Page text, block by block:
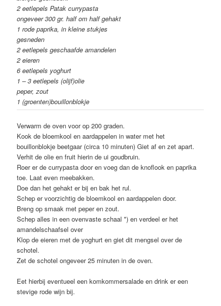
2 eetlepels Patak currypasta
ongeveer 300 gr. half om half gehakt
1 rode paprika, in kleine stukjes
gesneden
2 eetlepels geschaafde amandelen
2 eieren
6 eetlepels yoghurt
1 – 3 eetlepels (olijf)olie
peper, zout
1 (groenten)bouillonblokje
Verwarm de oven voor op 200 graden.
Kook de bloemkool en aardappelen in water met het
bouillonblokje beetgaar (circa 10 minuten) Giet af en zet apart.
Verhit de olie en fruit hierin de ui goudbruin.
Roer er de currypasta door en voeg dan de knoflook en paprika
toe. Laat even meebakken.
Doe dan het gehakt er bij en bak het rul.
Schep er voorzichtig de bloemkool en aardappelen door.
Breng op smaak met peper en zout.
Schep alles in een ovenvaste schaal *) en verdeel er het
amandelschaafsel over
Klop de eieren met de yoghurt en giet dit mengsel over de
schotel.
Zet de schotel ongeveer 25 minuten in de oven.
Eet hierbij eventueel een komkommersalade en drink er een
stevige rode wijn bij.